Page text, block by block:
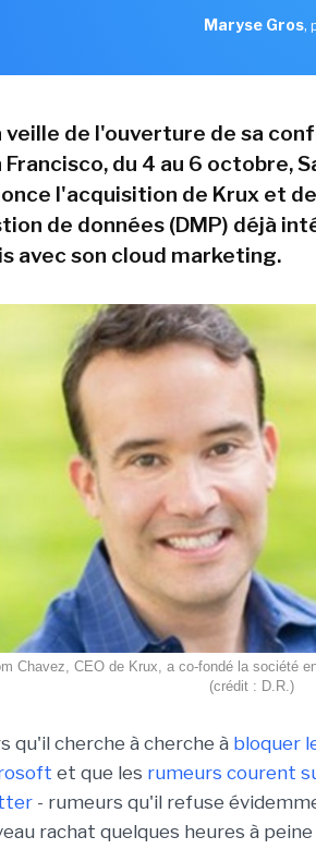
Maryse Gros,
veille de l'ouverture de sa
Francisco, du 4 au 6 octobre,
l'acquisition de Krux et
de données (DMP) déjà
avec son cloud marketing.
Chavez, CEO de Krux, a co-fondé la société
(crédit : D.R.)
qu'il cherche à cherche à bloquer
et que les rumeurs courent
- rumeurs qu'il refuse
rachat quelques heures à